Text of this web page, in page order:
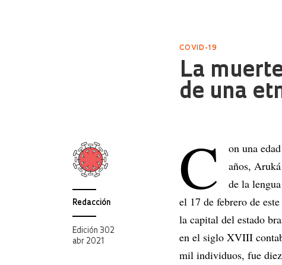
COVID-19
La
de una
Redacción
Edición 302
abr 2021
C
on una
años,
de la
el 17 de febrero de
la capital del estado
en el siglo XVIII
mil individuos, fue